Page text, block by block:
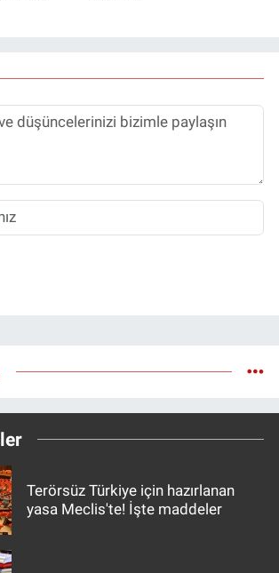
Terörsüz Türkiye için hazırlanan
yasa Meclis'te! İşte maddeler